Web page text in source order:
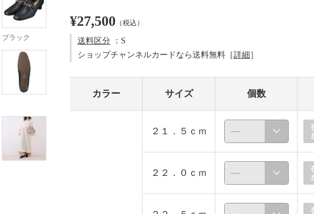
ブラック
¥27,500 （税込）
送料区分 ：S
ショップチャンネルカードなら送料無料［詳細 ］
カラー サイズ 個数
２１．５ｃｍ
２２．０ｃｍ